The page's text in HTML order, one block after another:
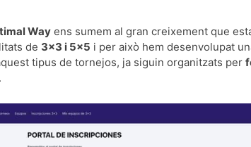
Wayens sumem al gran creixement que
de 3×3 i 5×5 i per això hem desenvolupat
tipus de tornejos, ja siguin organitzats per